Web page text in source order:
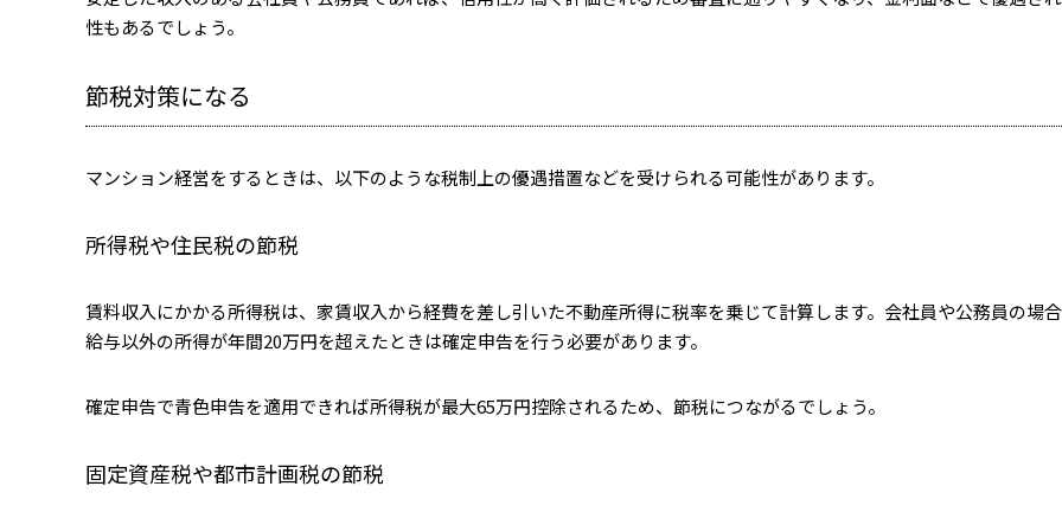
性もあるでしょう。
節税対策になる
マンション経営をするときは、以下のような税制上の優遇措置などを受けられる可能性があります。
所得税や住民税の節税
賃料収入にかかる所得税は、家賃収入から経費を差し引いた不動産所得に税率を乗じて計算します。会社員や公務員の場
給与以外の所得が年間20万円を超えたときは確定申告を行う必要があります。
確定申告で青色申告を適用できれば所得税が最大65万円控除されるため、節税につながるでしょう。
固定資産税や都市計画税の節税